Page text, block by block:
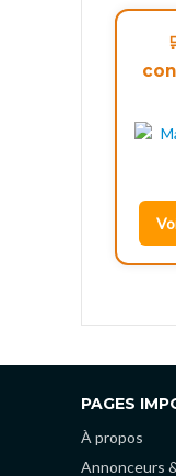
PAGES
À propos
Annonceurs